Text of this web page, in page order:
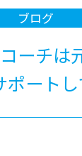
ブログ
ーチは
ートし